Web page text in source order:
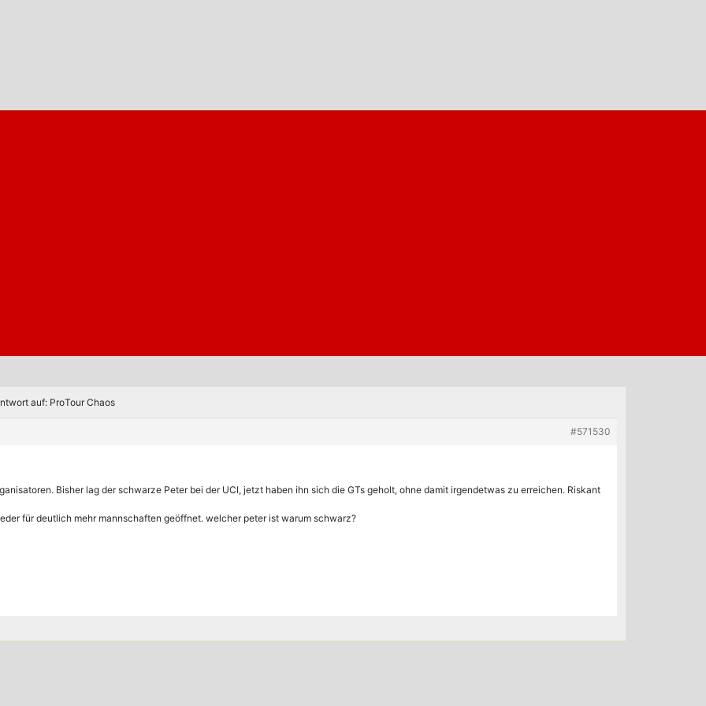
auf: ProTour Chaos
#571530
Bisher lag der schwarze Peter bei der UCI, jetzt haben ihn sich die GTs geholt, ohne damit irgendetwas zu erreichen. Riskant
für deutlich mehr mannschaften geöffnet. welcher peter ist warum schwarz?